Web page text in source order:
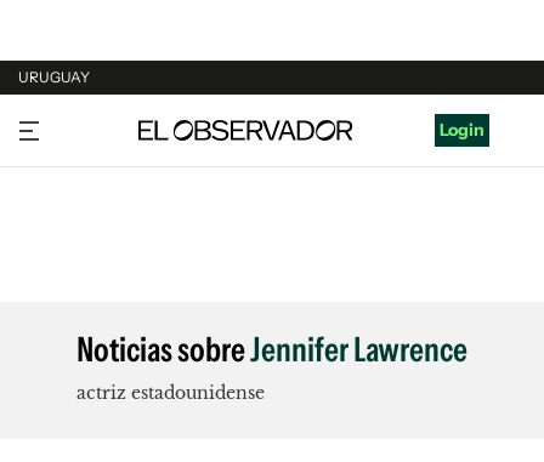
URUGUAY
URUGUAY
ARGENTINA
Login
Noticias sobreJennifer Lawrence
actriz estadounidense